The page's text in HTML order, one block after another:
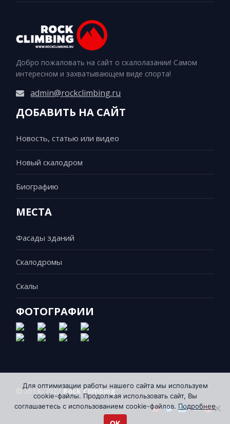
Добро пожаловать на сайт о скалолазании! Самом
интересном и захватывающем виде спорта!
admin@rockclimbing.ru
ДОБАВИТЬ НА САЙТ
Новость, статью или видео
Новый скалодром
Биографию
МЕСТА
Фасады зданий
Скалодромы
Скалы
ФОТОГРАФИИ
© 2014–2022Rock Climbing
Для оптимизации работы нашего сайта мы используем
cookie-файлы. Продолжая использовать сайт, Вы
соглашаетесь с использованием cookie-файлов. Подробнее